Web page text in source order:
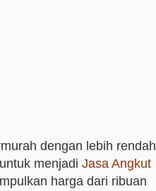
dengan lebih rendah
menjadi Jasa Angkut
harga dari ribuan